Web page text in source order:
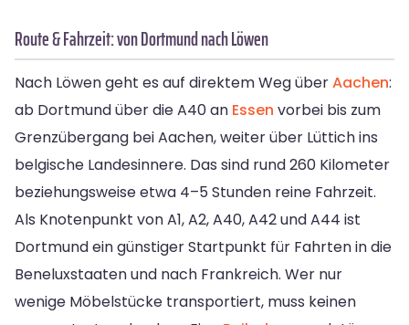
Route & Fahrzeit: von Dortmund nach Löwen
Nach Löwen geht es auf direktem Weg überAachen:
ab Dortmund über die A40 an Essen vorbei bis zum
Grenzübergang bei Aachen, weiter über Lüttich ins
belgische Landesinnere. Das sind rund 260 Kilometer
beziehungsweise etwa 4–5 Stunden reine Fahrzeit.
Als Knotenpunkt von A1, A2, A40, A42 und A44 ist
Dortmund ein günstiger Startpunkt für Fahrten in die
Beneluxstaaten und nach Frankreich. Wer nur
wenige Möbelstücke transportiert, muss keinen